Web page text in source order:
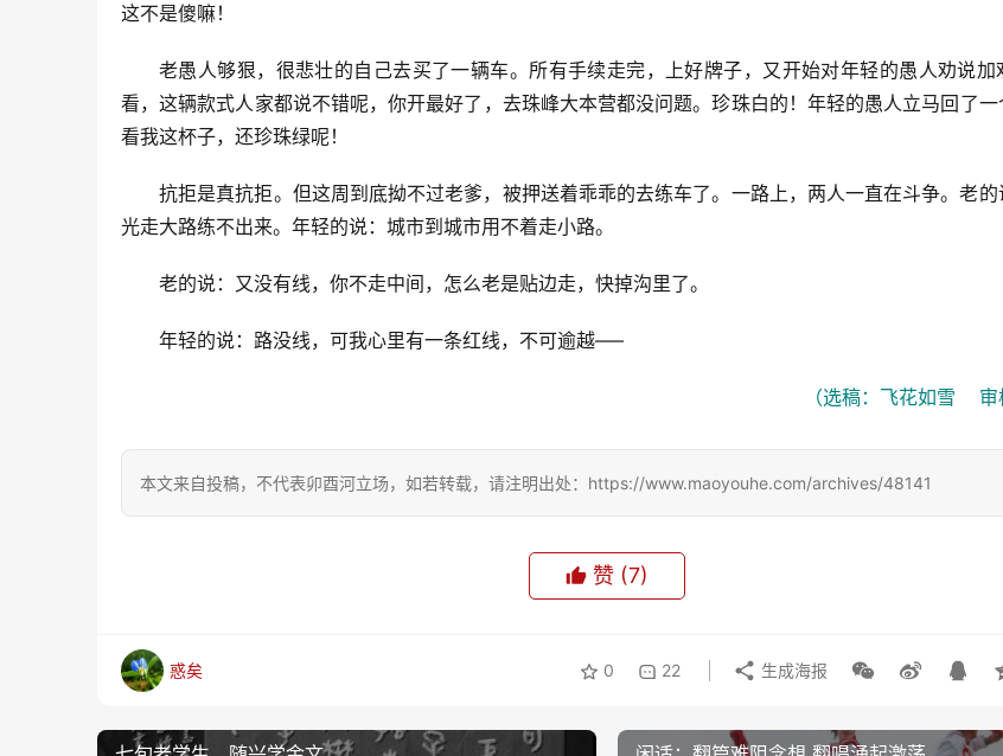
这不是傻嘛！
老愚人够狠，很悲壮的自己去买了一辆车。所有手续走完，上好牌子，又开始对年轻的愚人劝说加
看，这辆款式人家都说不错呢，你开最好了，去珠峰大本营都没问题。珍珠白的！年轻的愚人立马回了
看我这杯子，还珍珠绿呢！
抗拒是真抗拒。但这周到底拗不过老爹，被押送着乖乖的去练车了。一路上，两人一直在斗争。老的
光走大路练不出来。年轻的说：城市到城市用不着走小路。
老的说：又没有线，你不走中间，怎么老是贴边走，快掉沟里了。
年轻的说：路没线，可我心里有一条红线，不可逾越—–
（选稿：飞花如雪    审
本文来自投稿，不代表卯酉河立场，如若转载，请注明出处：https://www.maoyouhe.com/archives/48141
赞 (7)
惑矣 0 22 生成海报